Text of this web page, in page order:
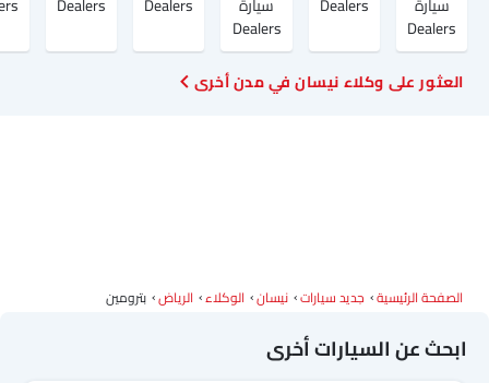
Dealers
Dealers
العثور على وكلاء نيسان في مدن أخرى
الصفحة الرئيسية جديد سيارات نيسان الوكلاء الرياض‎ بترومين
ابحث عن السيارات أخرى